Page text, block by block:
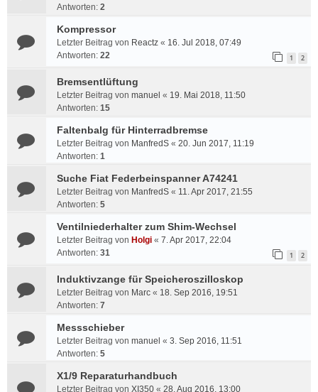
Antworten: 2
Kompressor
Letzter Beitrag von Reactz « 16. Jul 2018, 07:49
Antworten: 22 1 2
Bremsentlüftung
Letzter Beitrag von manuel « 19. Mai 2018, 11:50
Antworten: 15
Faltenbalg für Hinterradbremse
Letzter Beitrag von ManfredS « 20. Jun 2017, 11:19
Antworten: 1
Suche Fiat Federbeinspanner A74241
Letzter Beitrag von ManfredS « 11. Apr 2017, 21:55
Antworten: 5
Ventilniederhalter zum Shim-Wechsel
Letzter Beitrag von Holgi « 7. Apr 2017, 22:04
Antworten: 31 1 2
Induktivzange für Speicheroszilloskop
Letzter Beitrag von Marc « 18. Sep 2016, 19:51
Antworten: 7
Messschieber
Letzter Beitrag von manuel « 3. Sep 2016, 11:51
Antworten: 5
X1/9 Reparaturhandbuch
Letzter Beitrag von XI350 « 28. Aug 2016, 13:00